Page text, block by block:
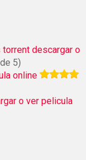
descargar o
5)
online
o ver pelicula